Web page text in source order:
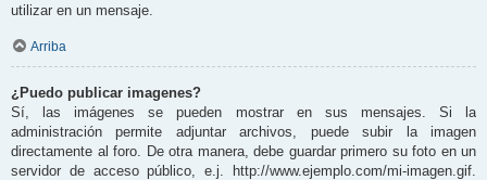
utilizar en un mensaje.
Arriba
¿Puedo publicar imagenes?
Sí, las imágenes se pueden mostrar en sus mensajes. Si la
administración permite adjuntar archivos, puede subir la imagen
directamente al foro. De otra manera, debe guardar primero su foto en un
servidor de acceso público, e.j. http://www.ejemplo.com/mi-imagen.gif.